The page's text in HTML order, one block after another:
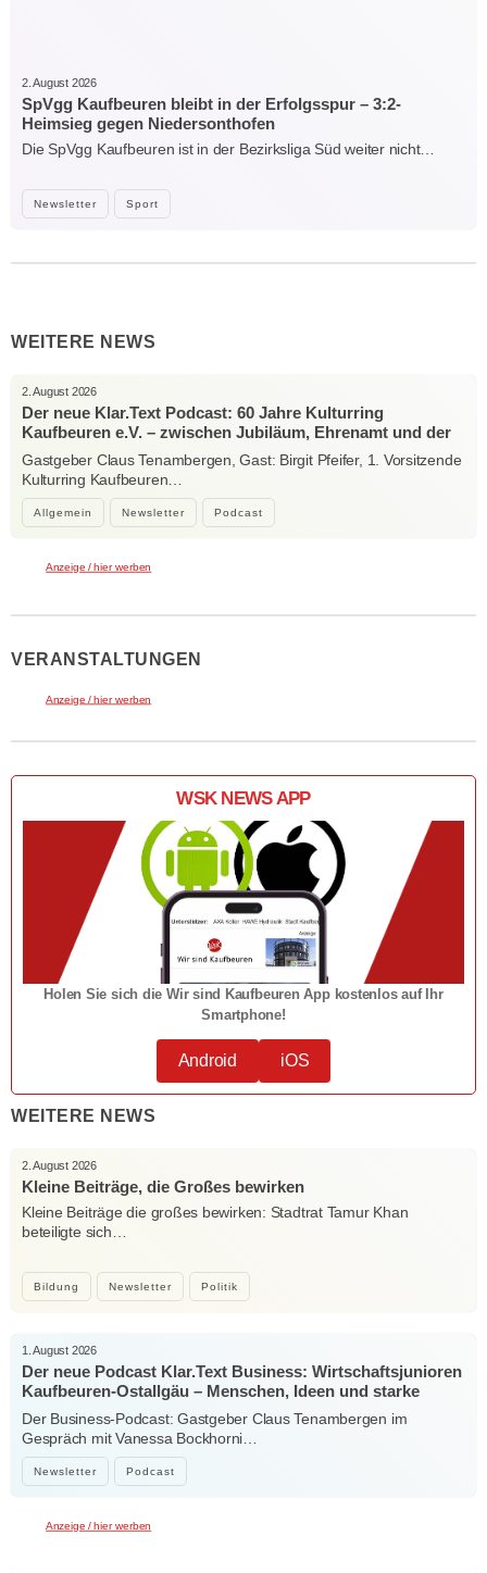
Newsletter Sport
2. August 2026
SpVgg Kaufbeuren bleibt in der Erfolgsspur – 3:2-
Heimsieg gegen Niedersonthofen
Die SpVgg Kaufbeuren ist in der Bezirksliga Süd weiter nicht…
WEITERE NEWS
Allgemein Newsletter Podcast
2. August 2026
Der neue Klar.Text Podcast: 60 Jahre Kulturring
Kaufbeuren e.V. – zwischen Jubiläum, Ehrenamt und der
Kraft der Kultur
Gastgeber Claus Tenambergen, Gast: Birgit Pfeifer, 1. Vorsitzende
Kulturring Kaufbeuren…
Anzeige / hier werben
VERANSTALTUNGEN
Anzeige / hier werben
WSK NEWS APP
Holen Sie sich die Wir sind Kaufbeuren App kostenlos auf Ihr
Smartphone!
Android iOS
WEITERE NEWS
Bildung Newsletter Politik
2. August 2026
Kleine Beiträge, die Großes bewirken
Kleine Beiträge die großes bewirken: Stadtrat Tamur Khan
beteiligte sich…
Newsletter Podcast
1. August 2026
Der neue Podcast Klar.Text Business: Wirtschaftsjunioren
Kaufbeuren-Ostallgäu – Menschen, Ideen und starke
Verbindungen
Der Business-Podcast: Gastgeber Claus Tenambergen im
Gespräch mit Vanessa Bockhorni…
Anzeige / hier werben